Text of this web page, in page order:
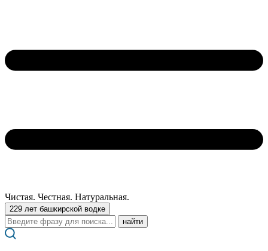
Чистая. Честная. Натуральная.
229 лет башкирской водке
Поиск: